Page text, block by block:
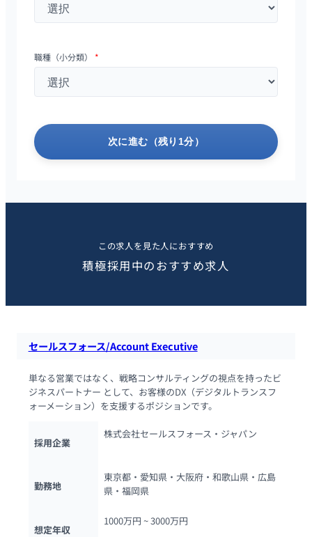
職種（小分類） *
次に進む（残り1分）
この求人を見た人におすすめ
積極採用中のおすすめ求人
セールスフォース/Account Executive
単なる営業ではなく、戦略コンサルティングの視点を持ったビ
ジネスパートナー として、お客様のDX（デジタルトランスフ
ォーメーション）を支援するポジションです。
採用企業
株式会社セールスフォース・ジャパン
勤務地
東京都・愛知県・大阪府・和歌山県・広島
県・福岡県
想定年収
1000万円 ~ 3000万円